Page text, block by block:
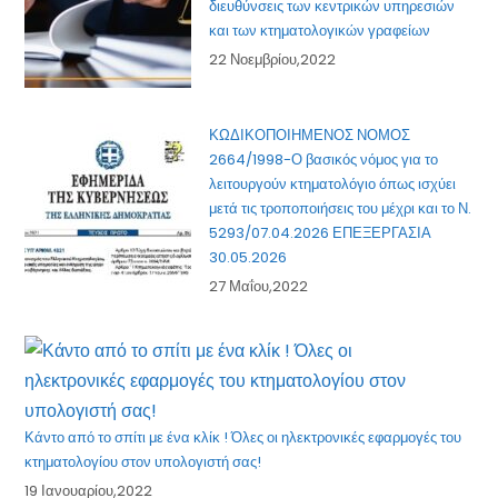
διευθύνσεις των κεντρικών υπηρεσιών
και των κτηματολογικών γραφείων
22 Νοεμβρίου,2022
ΚΩΔΙΚΟΠΟΙΗΜΕΝΟΣ ΝΟΜΟΣ
2664/1998-Ο βασικός νόμος για το
λειτουργούν κτηματολόγιο όπως ισχύει
μετά τις τροποποιήσεις του μέχρι και το Ν.
5293/07.04.2026 ΕΠΕΞΕΡΓΑΣΙΑ
30.05.2026
27 Μαΐου,2022
Κάντο από το σπίτι με ένα κλίκ ! Όλες οι ηλεκτρονικές εφαρμογές του
κτηματολογίου στον υπολογιστή σας!
19 Ιανουαρίου,2022